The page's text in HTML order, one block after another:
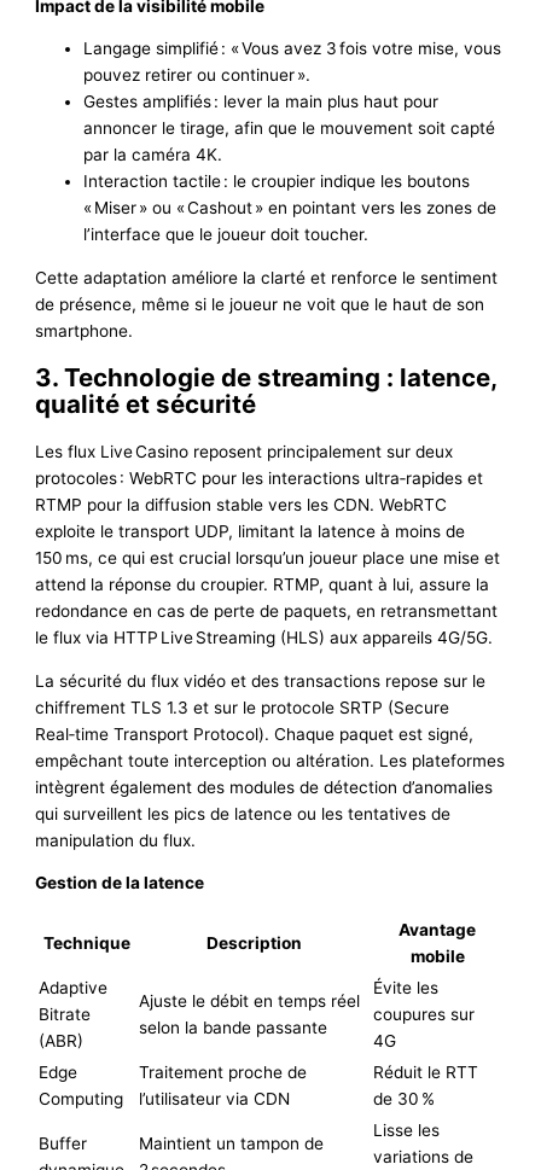
Impact de la visibilité mobile
Langage simplifié : « Vous avez 3 fois votre mise, vous
pouvez retirer ou continuer ».
Gestes amplifiés : lever la main plus haut pour
annoncer le tirage, afin que le mouvement soit capté
par la caméra 4K.
Interaction tactile : le croupier indique les boutons
« Miser » ou « Cashout » en pointant vers les zones de
l’interface que le joueur doit toucher.
Cette adaptation améliore la clarté et renforce le sentiment
de présence, même si le joueur ne voit que le haut de son
smartphone.
3. Technologie de streaming : latence,
qualité et sécurité
Les flux Live Casino reposent principalement sur deux
protocoles : WebRTC pour les interactions ultra‑rapides et
RTMP pour la diffusion stable vers les CDN. WebRTC
exploite le transport UDP, limitant la latence à moins de
150 ms, ce qui est crucial lorsqu’un joueur place une mise et
attend la réponse du croupier. RTMP, quant à lui, assure la
redondance en cas de perte de paquets, en retransmettant
le flux via HTTP Live Streaming (HLS) aux appareils 4G/5G.
La sécurité du flux vidéo et des transactions repose sur le
chiffrement TLS 1.3 et sur le protocole SRTP (Secure
Real‑time Transport Protocol). Chaque paquet est signé,
empêchant toute interception ou altération. Les plateformes
intègrent également des modules de détection d’anomalies
qui surveillent les pics de latence ou les tentatives de
manipulation du flux.
Gestion de la latence
Technique Description
Avantage
mobile
Adaptive
Bitrate
(ABR)
Ajuste le débit en temps réel
selon la bande passante
Évite les
coupures sur
4G
Edge
Computing
Traitement proche de
l’utilisateur via CDN
Réduit le RTT
de 30 %
Buffer
Maintient un tampon de
Lisse les
variations de